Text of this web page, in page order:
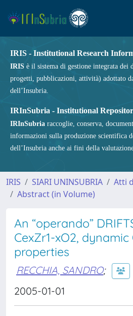
IRIS - Institutional Research
IRIS è il sistema di gestione integrata dei
progetti, pubblicazioni, attività) adottato
dell’Insubria.
IRInSubria - Institutional
IRInSubria raccoglie, conserva,
informazioni sulla produzione scientifica
dell’Insubria anche ai fini della
IRIS SIARI UNINSUBRIA
Atti
Abstract (in Volume)
An “operando”
CexZr1-xO2, dynamic
properties
RECCHIA, SANDRO;
2005-01-01